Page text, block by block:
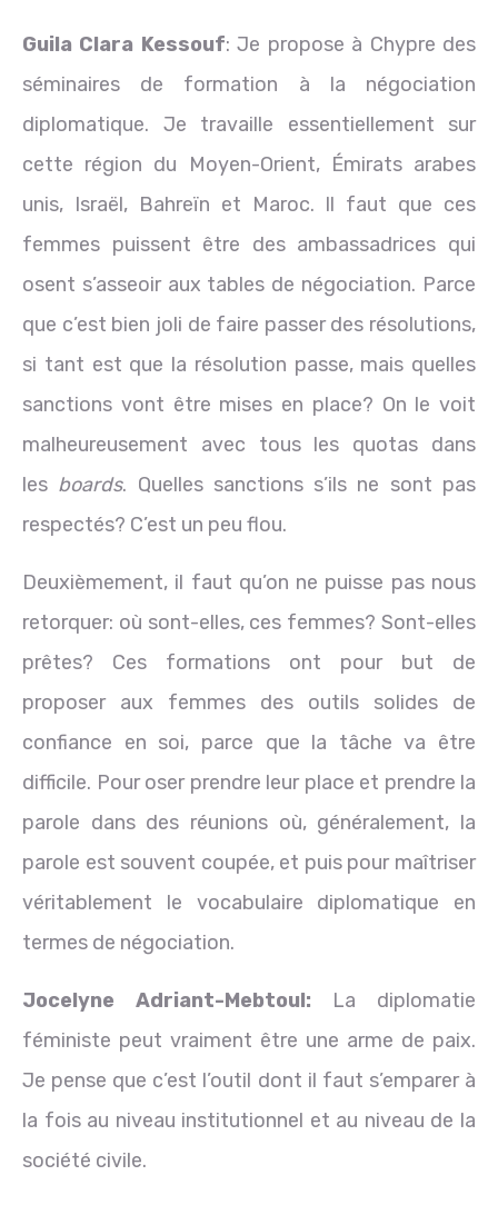
Guila Clara Kessouf: Je propose à Chypre des
séminaires de formation à la négociation
diplomatique. Je travaille essentiellement sur
cette région du Moyen-Orient, Émirats arabes
unis, Israël, Bahreïn et Maroc. Il faut que ces
femmes puissent être des ambassadrices qui
osent s’asseoir aux tables de négociation. Parce
que c’est bien joli de faire passer des résolutions,
si tant est que la résolution passe, mais quelles
sanctions vont être mises en place? On le voit
malheureusement avec tous les quotas dans
les boards. Quelles sanctions s’ils ne sont pas
respectés? C’est un peu flou.
Deuxièmement, il faut qu’on ne puisse pas nous
retorquer: où sont-elles, ces femmes? Sont-elles
prêtes? Ces formations ont pour but de
proposer aux femmes des outils solides de
confiance en soi, parce que la tâche va être
difficile. Pour oser prendre leur place et prendre la
parole dans des réunions où, généralement, la
parole est souvent coupée, et puis pour maîtriser
véritablement le vocabulaire diplomatique en
termes de négociation.
Jocelyne Adriant-Mebtoul: La diplomatie
féministe peut vraiment être une arme de paix.
Je pense que c’est l’outil dont il faut s’emparer à
la fois au niveau institutionnel et au niveau de la
société civile.